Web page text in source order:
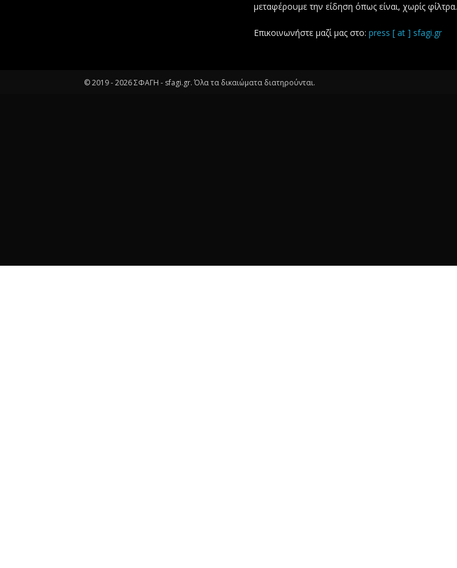
μεταφέρουμε την είδηση όπως είναι, χωρίς φίλτρα.
Επικοινωνήστε μαζί μας στο: press [ at ] sfagi.gr
© 2019 -2026ΣΦΑΓΗ - sfagi.gr. Όλα τα δικαιώματα διατηρούνται.